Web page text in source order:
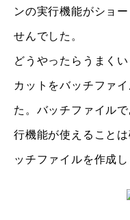
ンの実行機能がショ
せんでした。
どうやったらうまく
カットをバッチファ
た。バッチファイル
行機能が使えること
ッチファイルを作成し